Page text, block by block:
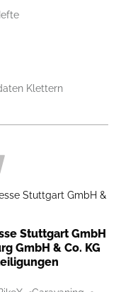
Klettern
Stuttgart GmbH &
Stuttgart GmbH
GmbH & Co. KG